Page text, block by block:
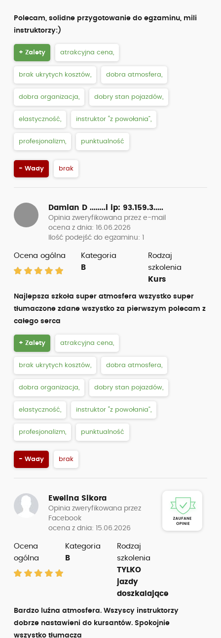
Polecam, solidne przygotowanie do egzaminu, mili
instruktorzy:)
+ Zalety atrakcyjna cena,
brak ukrytych kosztów, dobra atmosfera,
dobra organizacja, dobry stan pojazdów,
elastyczność, instruktor “z powołania”,
profesjonalizm, punktualność
- Wady brak
Damian D ........i ip: 93.159.3.....
Opinia zweryfikowana przez e-mail
ocena z dnia: 16.06.2026
Ilość podejść do egzaminu: 1
Ocena ogólna
Kategoria
B
Rodzaj
szkolenia
Kurs
Najlepsza szkoła super atmosfera wszystko super
tłumaczone zdane wszystko za pierwszym polecam z
całego serca
+ Zalety atrakcyjna cena,
brak ukrytych kosztów, dobra atmosfera,
dobra organizacja, dobry stan pojazdów,
elastyczność, instruktor “z powołania”,
profesjonalizm, punktualność
- Wady brak
Ewelina Sikora
Opinia zweryfikowana przez
Facebook
ocena z dnia: 15.06.2026
Ocena
ogólna
Kategoria
B
Rodzaj
szkolenia
TYLKO
jazdy
doszkalające
Bardzo luźna atmosfera. Wszyscy instruktorzy
dobrze nastawieni do kursantów. Spokojnie
wszystko tłumacza